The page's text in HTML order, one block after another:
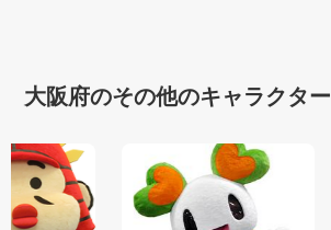
大阪府のその他のキャラクター